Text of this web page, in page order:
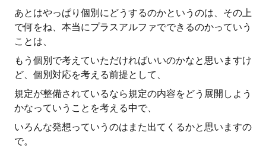
あとはやっぱり個別にどうするのかというのは、その上
で何をね、本当にプラスアルファでできるのかっていう
ことは、
もう個別で考えていただければいいのかなと思いますけ
ど、個別対応を考える前提として、
規定が整備されているなら規定の内容をどう展開しよう
かなっていうことを考える中で、
いろんな発想っていうのはまた出てくるかと思いますの
で。